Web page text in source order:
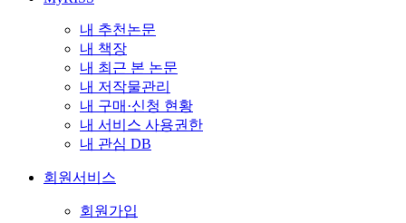
내 추천논문
내 책장
내 최근 본 논문
내 저작물관리
내 구매·신청 현황
내 서비스 사용권한
내 관심 DB
회원서비스
회원가입